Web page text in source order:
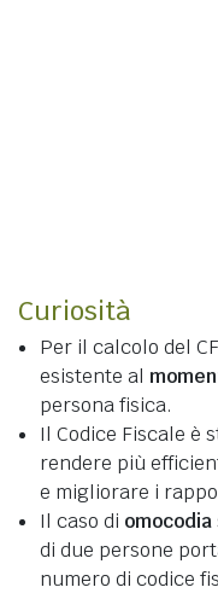
Curiosità
Per il calcolo del
esistente al
persona fisica.
Il Codice Fiscale è
rendere più
e migliorare i
Il caso di omocodia
di due persone
numero di codice